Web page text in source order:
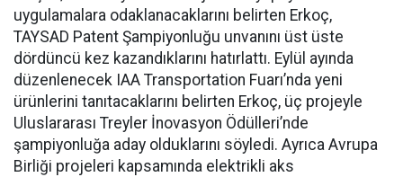
uygulamalara odaklanacaklarını belirten Erkoç,
TAYSAD Patent Şampiyonluğu unvanını üst üste
dördüncü kez kazandıklarını hatırlattı. Eylül ayında
düzenlenecek IAA Transportation Fuarı’nda yeni
ürünlerini tanıtacaklarını belirten Erkoç, üç projeyle
Uluslararası Treyler İnovasyon Ödülleri’nde
şampiyonluğa aday olduklarını söyledi. Ayrıca Avrupa
Birliği projeleri kapsamında elektrikli aks